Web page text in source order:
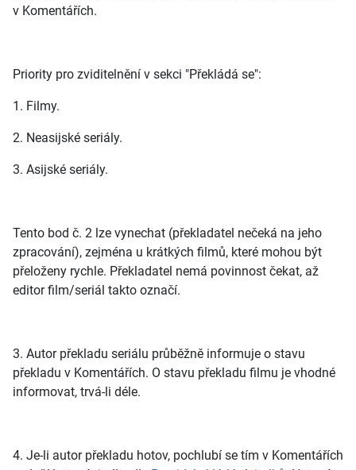
v Komentářích.
Priority pro zviditelnění v sekci "Překládá se":
1. Filmy.
2. Neasijské seriály.
3. Asijské seriály.
Tento bod č. 2 lze vynechat (překladatel nečeká na jeho
zpracování), zejména u krátkých filmů, které mohou být
přeloženy rychle. Překladatel nemá povinnost čekat, až
editor film/seriál takto označí.
3. Autor překladu seriálu průběžně informuje o stavu
překladu v Komentářích. O stavu překladu filmu je vhodné
informovat, trvá-li déle.
4. Je-li autor překladu hotov, pochlubí se tím v Komentářích